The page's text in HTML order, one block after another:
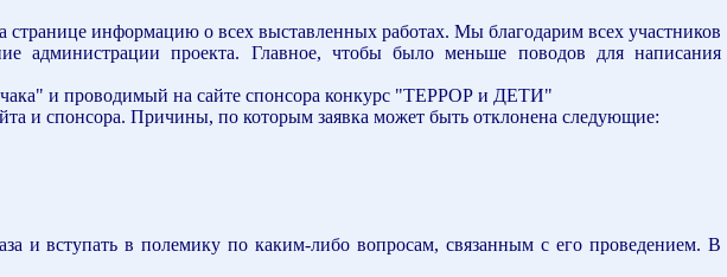
информацию о всех выставленных работах. Мы благодарим всех участников
администрации проекта. Главное, чтобы было меньше поводов для написания
и проводимый на сайте спонсора конкурс "ТЕРРОР и ДЕТИ"
и спонсора. Причины, по которым заявка может быть отклонена следующие:
и вступать в полемику по каким-либо вопросам, связанным с его проведением. В